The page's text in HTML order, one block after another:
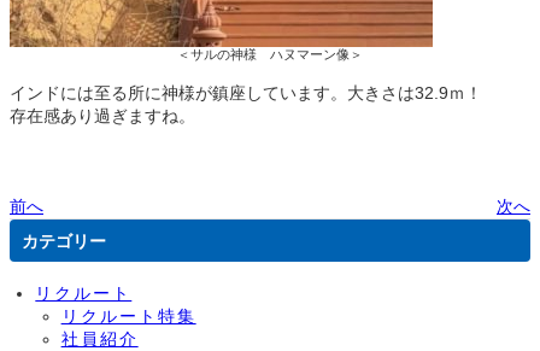
＜サルの神様 ハヌマーン像＞
インドには至る所に神様が鎮座しています。大きさは32.9ｍ！
存在感あり過ぎますね。
前へ
次へ
カテゴリー
リクルート
リクルート特集
社員紹介